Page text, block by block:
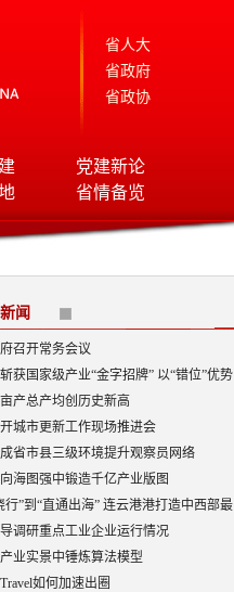
省人大
省政府
省政协
党建新论
省情备览
闻
召开常务会议
获国家级产业“金字招牌” 以“错位”优势
赛道
产总产均创历史新高
城市更新工作现场推进会
省市县三级环境提升观察员网络
海图强中锻造千亿产业版图
行”到“直通出海” 连云港港打造中西部最
调研重点工业企业运行情况
业实景中锤炼算法模型
如何加速出圈